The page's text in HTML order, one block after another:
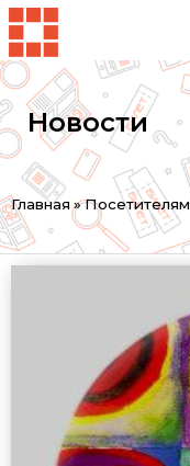
Новости
Вы
здесь
Главная »Посетителям